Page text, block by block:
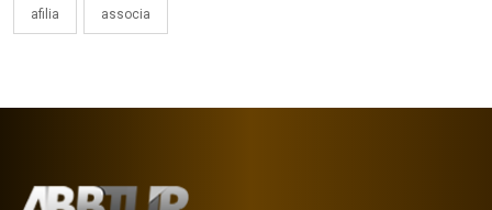
afilia associa